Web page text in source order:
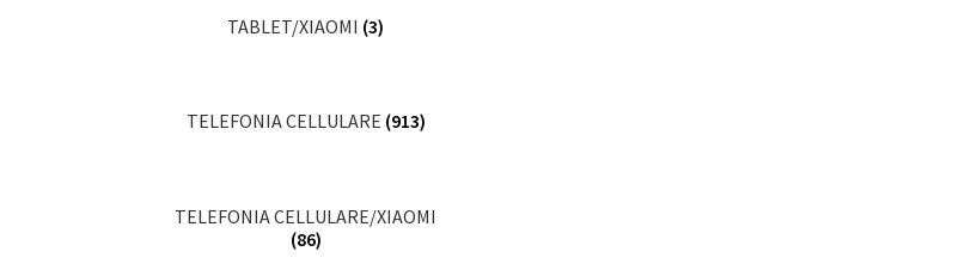
TABLET/XIAOMI (3)
TELEFONIA CELLULARE (913)
TELEFONIA CELLULARE/XIAOMI
(86)